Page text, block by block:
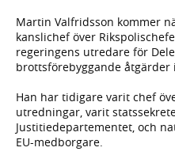
Martin Valfridsson kommer
kanslichef över
regeringens utredare för
brottsförebyggande
Han har tidigare varit chef
utredningar, varit
Justitiedepartementet, och
EU-medborgare.